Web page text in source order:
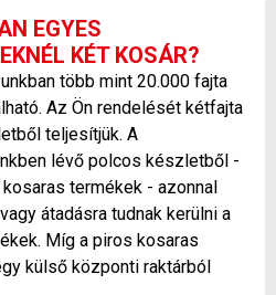
EGYES
KÉT KOSÁR?
több mint 20.000 fajta
Az Ön rendelését kétfajta
teljesítjük. A
lévő polcos készletből -
termékek - azonnal
átadásra tudnak kerülni a
Míg a piros kosaras
külső központi raktárból